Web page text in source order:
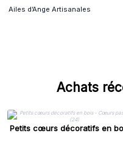
Ailes d’Ange Artisanales
Achats
Petits cœurs décoratifs en